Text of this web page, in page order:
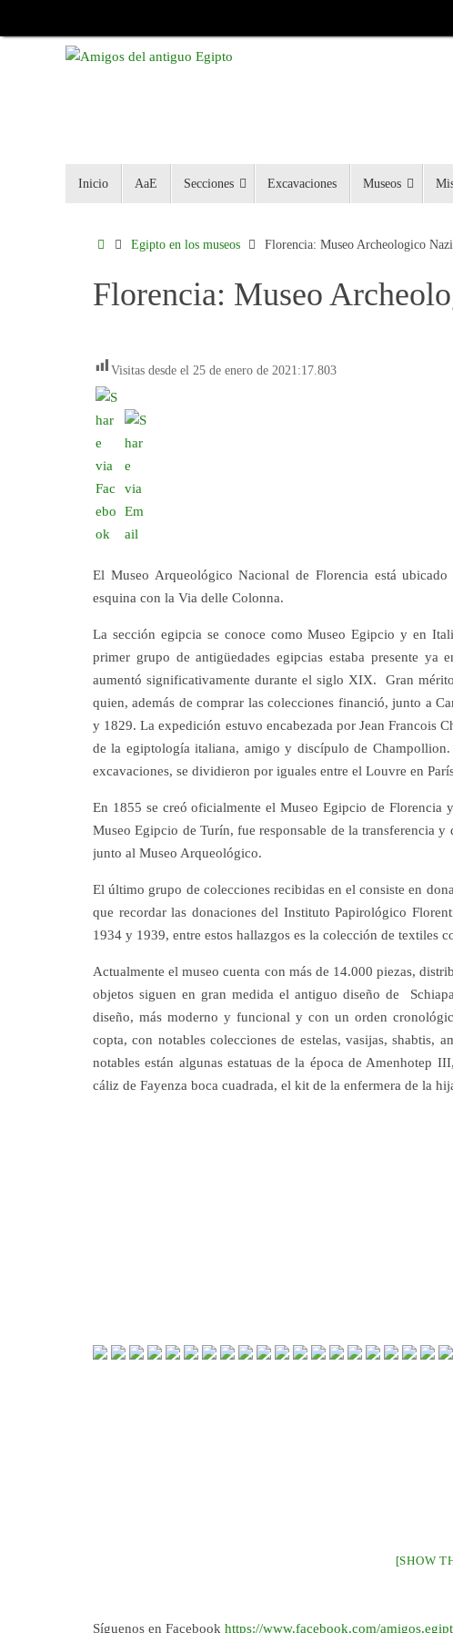
Inicio AaE Secciones Excavaciones Museos
Egipto en los museos Florencia: Museo Archeologico
Florencia: Museo
Visitas desde el 25 de enero de 2021:17.803
El Museo Arqueológico Nacional de Florencia está
esquina con la Via delle Colonna.
La sección egipcia se conoce como Museo Egipcio y en
primer grupo de antigüedades egipcias estaba presente
aumentó significativamente durante el siglo XIX. Gran
quien, además de comprar las colecciones financió, junto a
y 1829. La expedición estuvo encabezada por Jean
de la egiptología italiana, amigo y discípulo de
excavaciones, se dividieron por iguales entre el Louvre en
En 1855 se creó oficialmente el Museo Egipcio de
Museo Egipcio de Turín, fue responsable de la transferencia
junto al Museo Arqueológico.
El último grupo de colecciones recibidas en el consiste en
que recordar las donaciones del Instituto Papirológico
1934 y 1939, entre estos hallazgos es la colección de textiles
Actualmente el museo cuenta con más de 14.000 piezas,
objetos siguen en gran medida el antiguo diseño de
diseño, más moderno y funcional y con un orden
copta, con notables colecciones de estelas, vasijas, shabtis,
notables están algunas estatuas de la época de
cáliz de Fayenza boca cuadrada, el kit de la enfermera de la
[SHOW
Síguenos en Facebook https://www.facebook.com/